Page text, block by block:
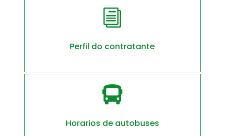
i
Perfil do contratante

Horarios de autobuses